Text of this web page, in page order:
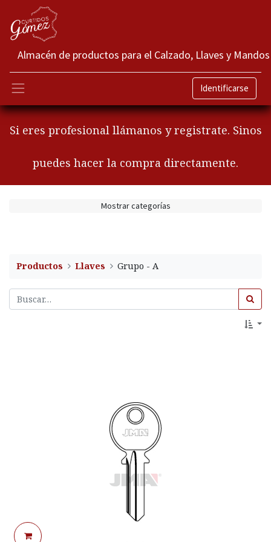
Almacén de productos para el Calzado, Llaves y Mandos
Identificarse
Si eres profesional llámanos y registrate. Sinos
puedes hacer la compra directamente.
Mostrar categorías
Productos Llaves Grupo - A